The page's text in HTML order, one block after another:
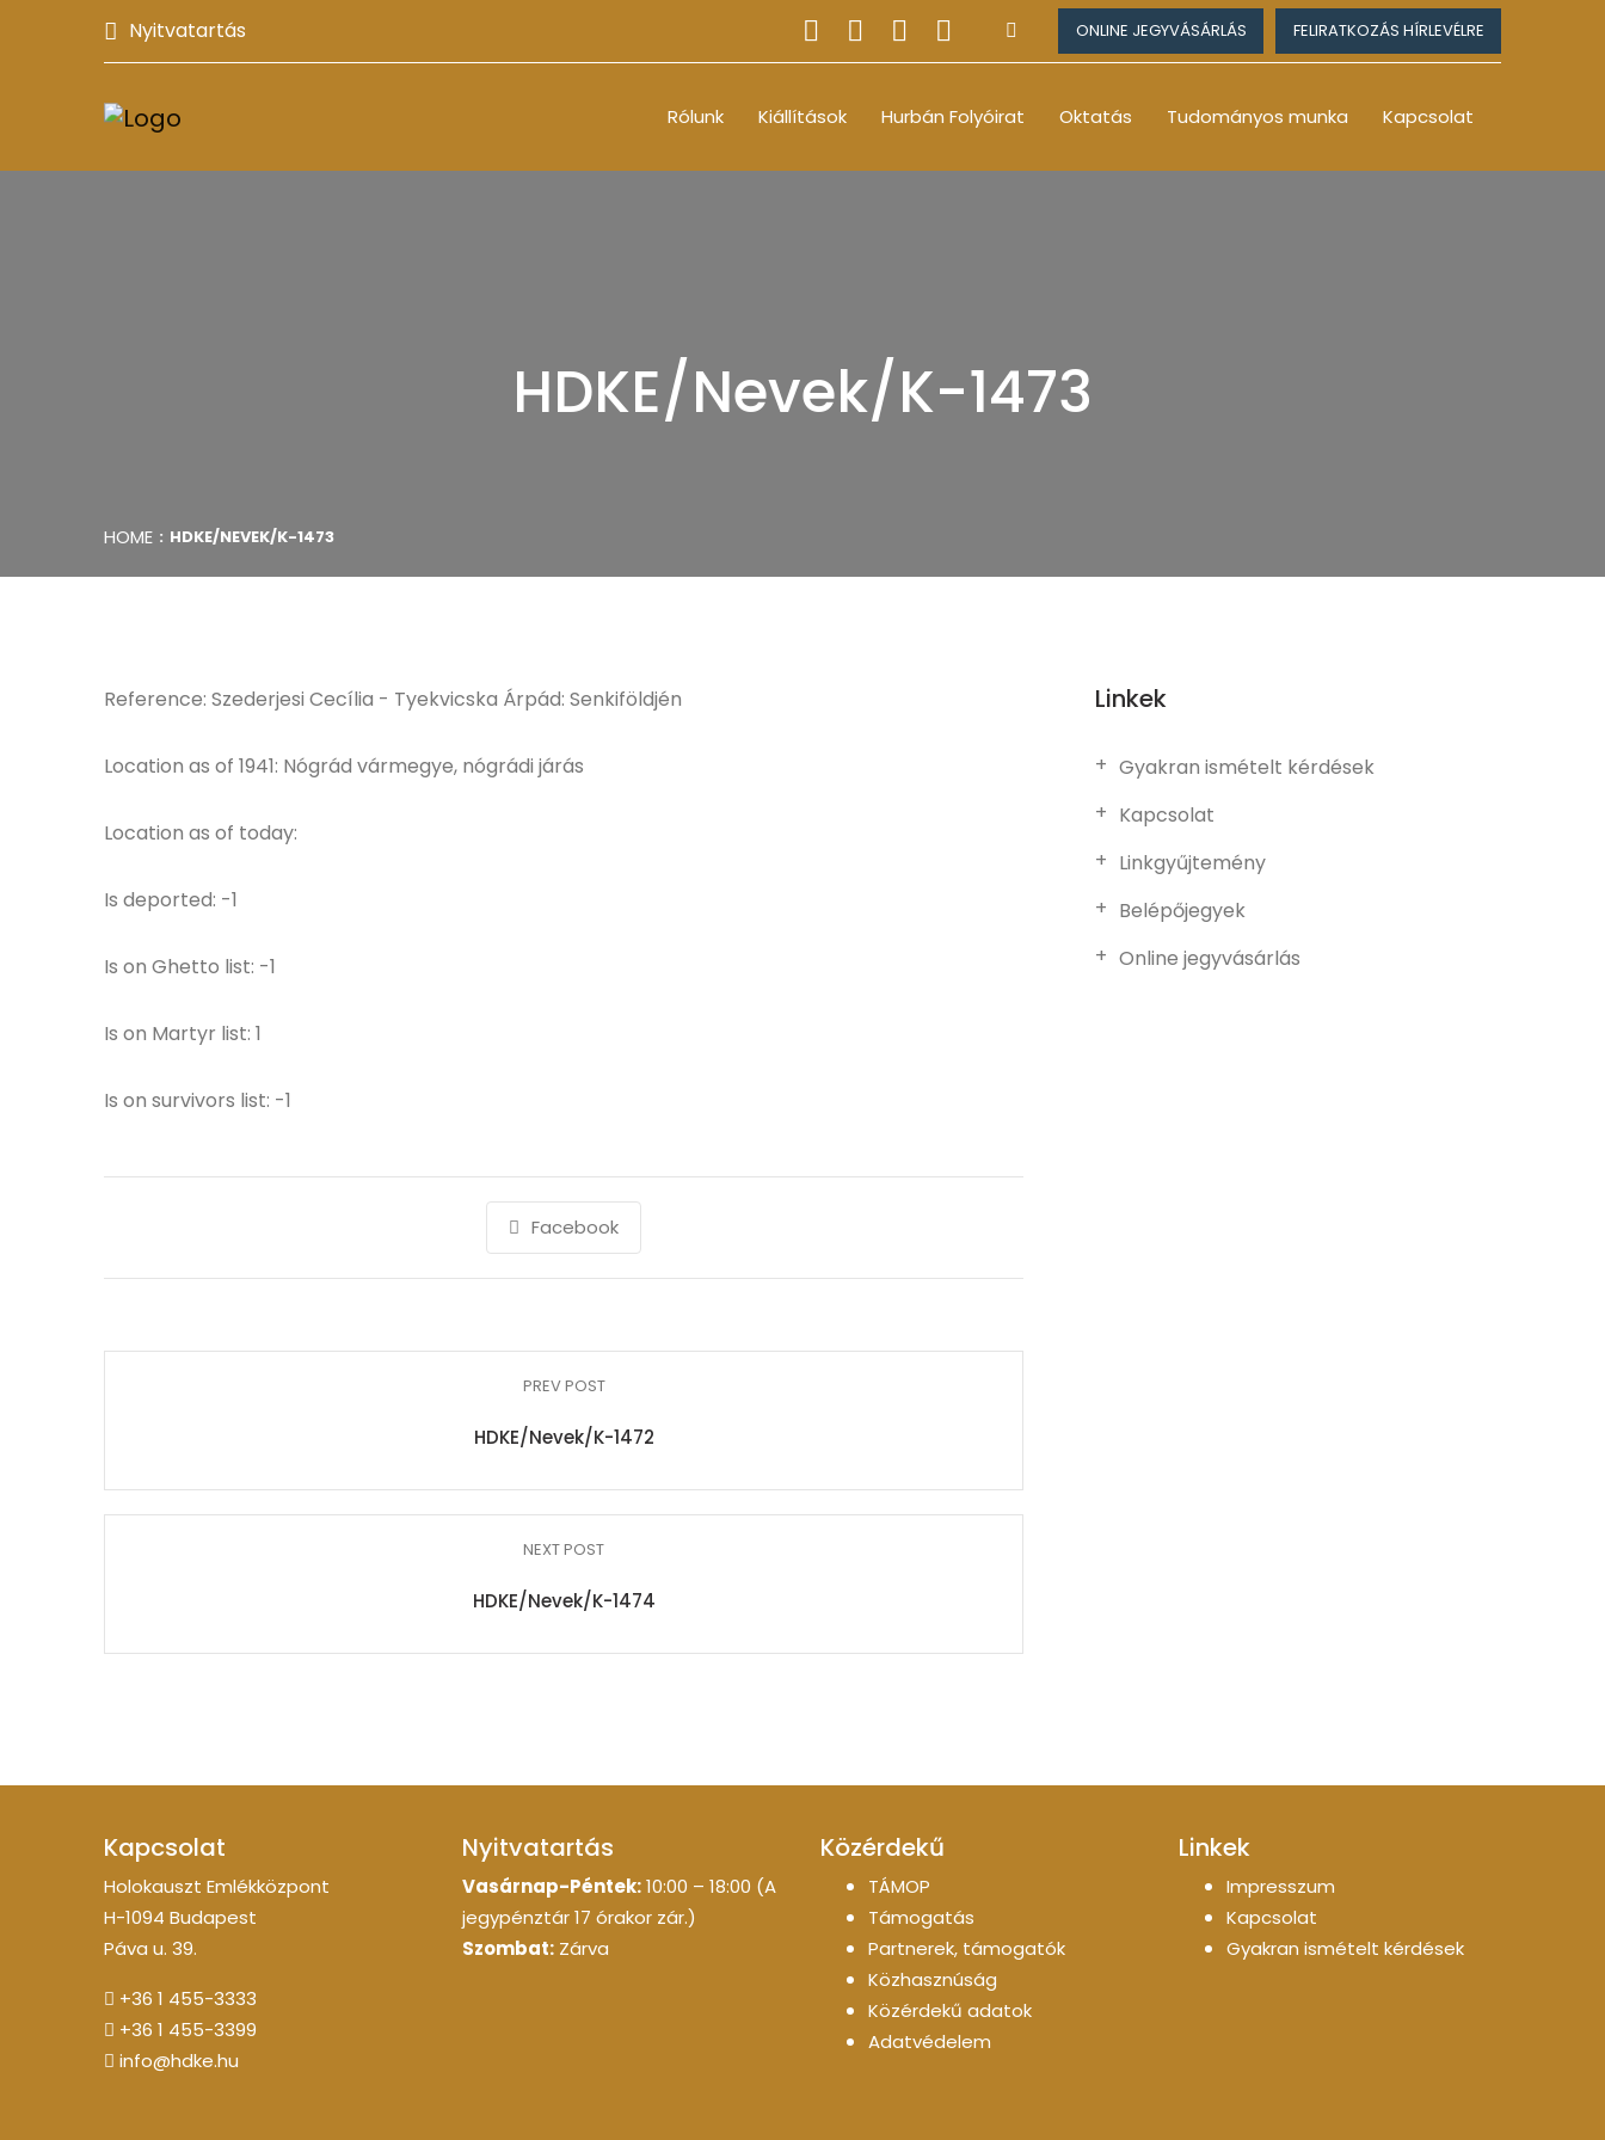
Nyitvatartás ONLINE JEGYVÁSÁRLÁS FELIRATKOZÁS HÍRLEVÉLRE
Rólunk Kiállítások Hurbán Folyóirat Oktatás Tudományos munka Kapcsolat
HDKE/Nevek/K-1473
HOME HDKE/NEVEK/K-1473
Reference: Szederjesi Cecília - Tyekvicska Árpád: Senkiföldjén
Location as of 1941: Nógrád vármegye, nógrádi járás
Location as of today:
Is deported: -1
Is on Ghetto list: -1
Is on Martyr list: 1
Is on survivors list: -1
Facebook
PREV POST
HDKE/Nevek/K-1472
NEXT POST
HDKE/Nevek/K-1474
Linkek
Gyakran ismételt kérdések
Kapcsolat
Linkgyűjtemény
Belépőjegyek
Online jegyvásárlás
Kapcsolat
Holokauszt Emlékközpont
H-1094 Budapest
Páva u. 39.
+36 1 455-3333
+36 1 455-3399
info@hdke.hu
Nyitvatartás
Vasárnap-Péntek:10:00 – 18:00 (A
jegypénztár 17 órakor zár.)
Szombat: Zárva
Közérdekű
TÁMOP
Támogatás
Partnerek, támogatók
Közhasznúság
Közérdekű adatok
Adatvédelem
Linkek
Impresszum
Kapcsolat
Gyakran ismételt kérdések